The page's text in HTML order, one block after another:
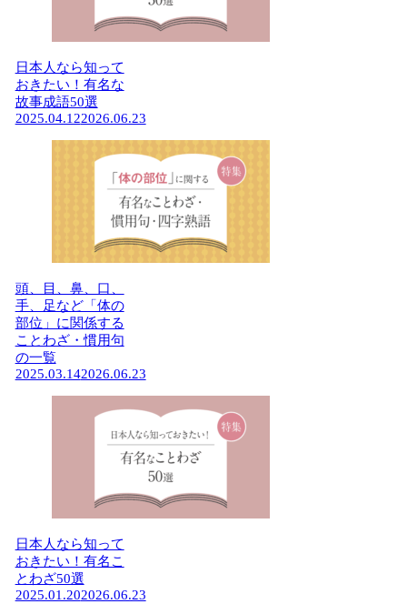
日本人なら知って
おきたい！有名な
故事成語50選
2025.04.122026.06.23
頭、目、鼻、口、
手、足など「体の
部位」に関係する
ことわざ・慣用句
の一覧
2025.03.142026.06.23
日本人なら知って
おきたい！有名こ
とわざ50選
2025.01.202026.06.23